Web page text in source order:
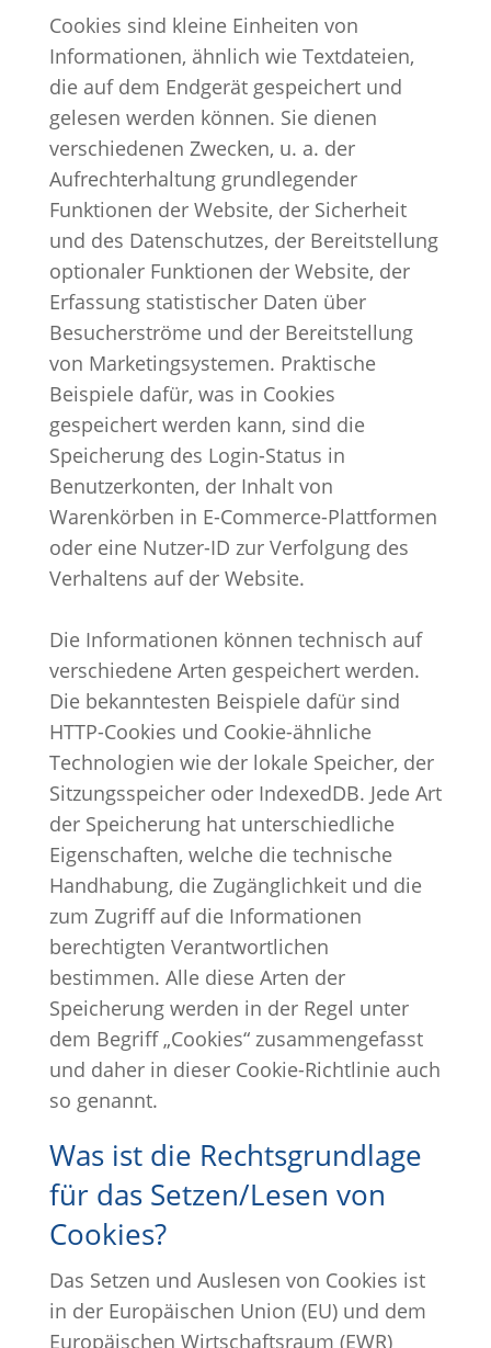
Cookies sind kleine Einheiten von
Informationen, ähnlich wie Textdateien,
die auf dem Endgerät gespeichert und
gelesen werden können. Sie dienen
verschiedenen Zwecken, u. a. der
Aufrechterhaltung grundlegender
Funktionen der Website, der Sicherheit
und des Datenschutzes, der Bereitstellung
optionaler Funktionen der Website, der
Erfassung statistischer Daten über
Besucherströme und der Bereitstellung
von Marketingsystemen. Praktische
Beispiele dafür, was in Cookies
gespeichert werden kann, sind die
Speicherung des Login-Status in
Benutzerkonten, der Inhalt von
Warenkörben in E-Commerce-Plattformen
oder eine Nutzer-ID zur Verfolgung des
Verhaltens auf der Website.
Die Informationen können technisch auf
verschiedene Arten gespeichert werden.
Die bekanntesten Beispiele dafür sind
HTTP-Cookies und Cookie-ähnliche
Technologien wie der lokale Speicher, der
Sitzungsspeicher oder IndexedDB. Jede Art
der Speicherung hat unterschiedliche
Eigenschaften, welche die technische
Handhabung, die Zugänglichkeit und die
zum Zugriff auf die Informationen
berechtigten Verantwortlichen
bestimmen. Alle diese Arten der
Speicherung werden in der Regel unter
dem Begriff „Cookies“ zusammengefasst
und daher in dieser Cookie-Richtlinie auch
so genannt.
Was ist die Rechtsgrundlage
für das Setzen/Lesen von
Cookies?
Das Setzen und Auslesen von Cookies ist
in der Europäischen Union (EU) und dem
Europäischen Wirtschaftsraum (EWR)